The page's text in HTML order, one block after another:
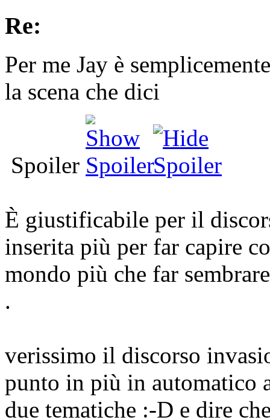
Re:
Per me Jay è
la scena che dici
Spoiler
È giustificabile per il
inserita più per far capire
mondo più che far
.
verissimo il discorso
punto in più in automatico
due tematiche :-D e dire